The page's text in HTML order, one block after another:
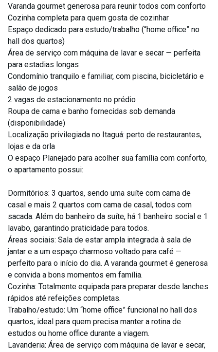
Varanda gourmet generosa para reunir todos com conforto
Cozinha completa para quem gosta de cozinhar
Espaço dedicado para estudo/trabalho (“home office” no
hall dos quartos)
Área de serviço com máquina de lavar e secar — perfeita
para estadias longas
Condomínio tranquilo e familiar, com piscina, bicicletário e
salão de jogos
2 vagas de estacionamento no prédio
Roupa de cama e banho fornecidas sob demanda
(disponibilidade)
Localização privilegiada no Itaguá: perto de restaurantes,
lojas e da orla
O espaço Planejado para acolher sua família com conforto,
o apartamento possui:
Dormitórios: 3 quartos, sendo uma suíte com cama de
casal e mais 2 quartos com cama de casal, todos com
sacada. Além do banheiro da suíte, há 1 banheiro social e 1
lavabo, garantindo praticidade para todos.
Áreas sociais: Sala de estar ampla integrada à sala de
jantar e a um espaço charmoso voltado para café —
perfeito para o início do dia. A varanda gourmet é generosa
e convida a bons momentos em família.
Cozinha: Totalmente equipada para preparar desde lanches
rápidos até refeições completas.
Trabalho/estudo: Um “home office” funcional no hall dos
quartos, ideal para quem precisa manter a rotina de
estudos ou home office durante a viagem.
Lavanderia: Área de serviço com máquina de lavar e secar,